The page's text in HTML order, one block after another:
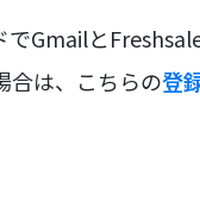
Gmailと
合は、こちらの登